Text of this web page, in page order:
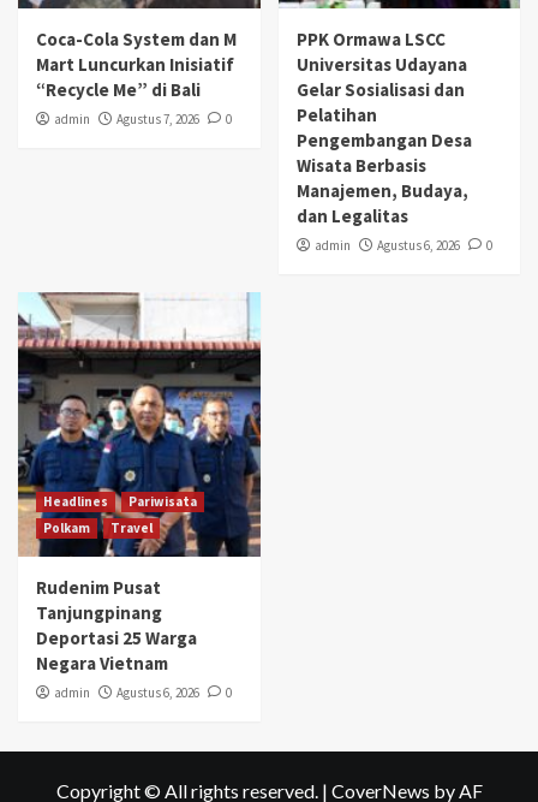
Coca-Cola System dan M
Mart Luncurkan Inisiatif
“Recycle Me” di Bali
admin Agustus 7, 2026 0
PPK Ormawa LSCC
Universitas Udayana
Gelar Sosialisasi dan
Pelatihan
Pengembangan Desa
Wisata Berbasis
Manajemen, Budaya,
dan Legalitas
admin Agustus 6, 2026 0
Headlines
Pariwisata
Polkam
Travel
Rudenim Pusat
Tanjungpinang
Deportasi 25 Warga
Negara Vietnam
admin Agustus 6, 2026 0
Copyright © All rights reserved. | CoverNews by AF